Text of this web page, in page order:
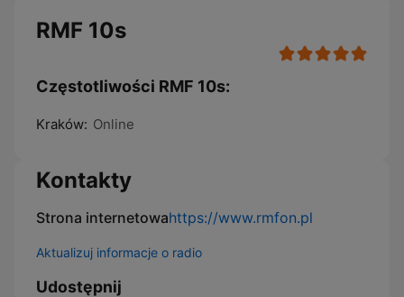
RMF 10s
Częstotliwości RMF 10s:
Kraków: Online
Kontakty
Strona internetowahttps://www.rmfon.pl
Aktualizuj informacje o radio
Udostępnij